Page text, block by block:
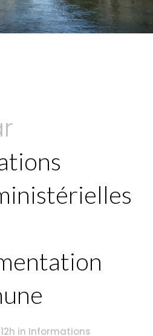
in Informations